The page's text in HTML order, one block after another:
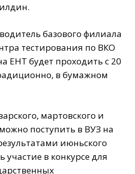
базового филиала
тестирования по ВКО
ЕНТ будет проходить с 20
в бумажном
мартовского и
поступить в ВУЗ на
июньского
в конкурсе для